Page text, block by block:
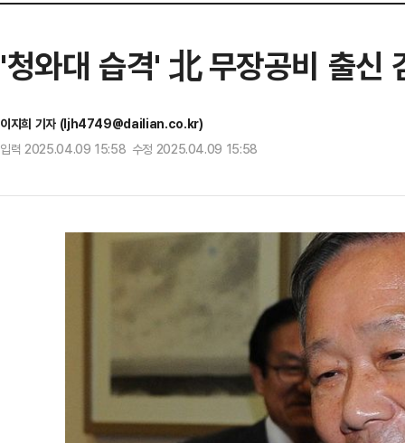
'청와대 습격' 北 무장공비 출신
이지희 기자 (ljh4749@dailian.co.kr)
입력 2025.04.09 15:58 수정 2025.04.09 15:58